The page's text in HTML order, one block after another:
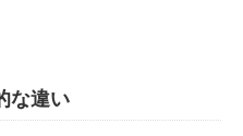
な違い